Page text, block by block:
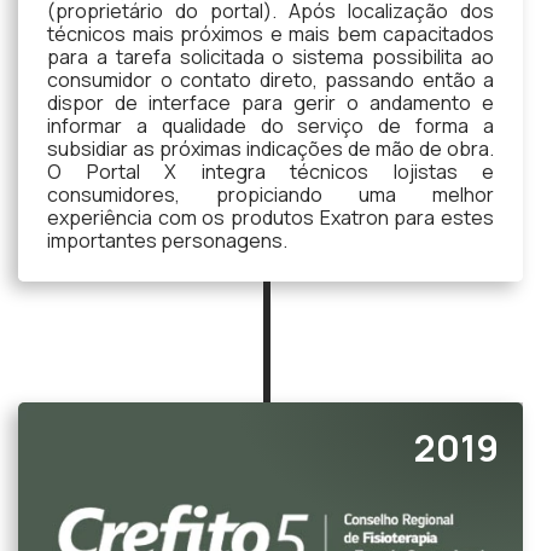
(proprietário do portal). Após localização dos
técnicos mais próximos e mais bem capacitados
para a tarefa solicitada o sistema possibilita ao
consumidor o contato direto, passando então a
dispor de interface para gerir o andamento e
informar a qualidade do serviço de forma a
subsidiar as próximas indicações de mão de obra.
O Portal X integra técnicos lojistas e
consumidores, propiciando uma melhor
experiência com os produtos Exatron para estes
importantes personagens.
2019